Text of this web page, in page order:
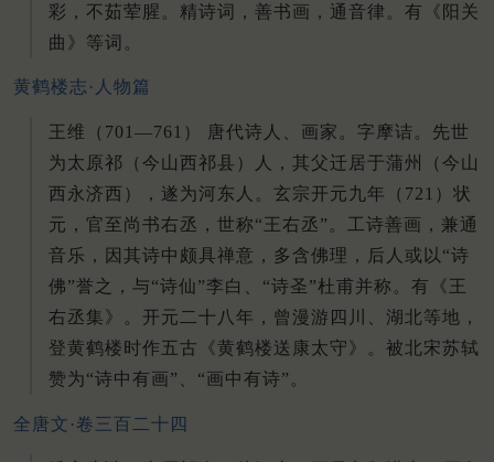
彩，不茹荤腥。精诗词，善书画，通音律。有《阳关
曲》等词。
黄鹤楼志·人物篇
王维（701—761） 唐代诗人、画家。字摩诘。先世
为太原祁（今山西祁县）人，其父迁居于蒲州（今山
西永济西），遂为河东人。玄宗开元九年（721）状
元，官至尚书右丞，世称“王右丞”。工诗善画，兼通
音乐，因其诗中颇具禅意，多含佛理，后人或以“诗
佛”誉之，与“诗仙”李白、“诗圣”杜甫并称。有《王
右丞集》。开元二十八年，曾漫游四川、湖北等地，
登黄鹤楼时作五古《黄鹤楼送康太守》。被北宋苏轼
赞为“诗中有画”、“画中有诗”。
全唐文·卷三百二十四